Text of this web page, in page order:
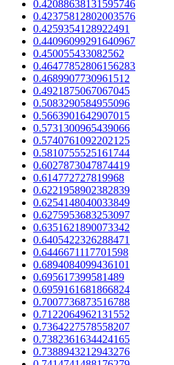
0.42088638131595746
0.42375812802003576
0.4259354128922491
0.44096099291640967
0.450055433082562
0.46477852806156283
0.4689907730961512
0.4921875067067045
0.5083290584955096
0.5663901642907015
0.5731300965439066
0.5740761092202125
0.5810755525161744
0.6027873047874419
0.614772727819968
0.6221958902382839
0.6254148040033849
0.6275953683253097
0.6351621890073342
0.6405422326288471
0.6446671117701598
0.6894084099436101
0.695617399581489
0.6959161681866824
0.7007736873516788
0.7122064962131552
0.7364227578558207
0.7382361634424165
0.7388943212943276